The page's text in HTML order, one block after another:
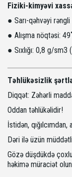
Fiziki-kimyəvi
● Sarı-qəhvəyi
● Alışma nöqtəsi:
● Sıxlığı: 0,8 g/sm3
Təhlükəsizlik
Diqqət: Zəhərli
Oddan təhlükəlidir!
İstidən,
Dəri ilə üzün
Gözə düşdükdə
həkimə müraciət